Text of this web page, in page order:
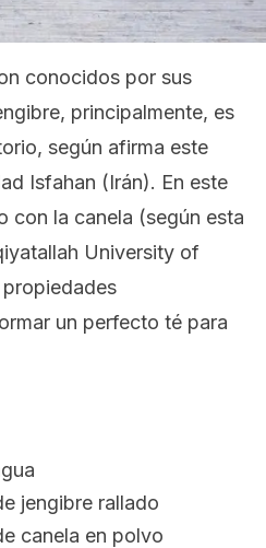
conocidos por sus
principalmente, es
según afirma este
Isfahan (Irán). En este
con la canela (según esta
University of
un perfecto té para
jengibre rallado
canela en polvo